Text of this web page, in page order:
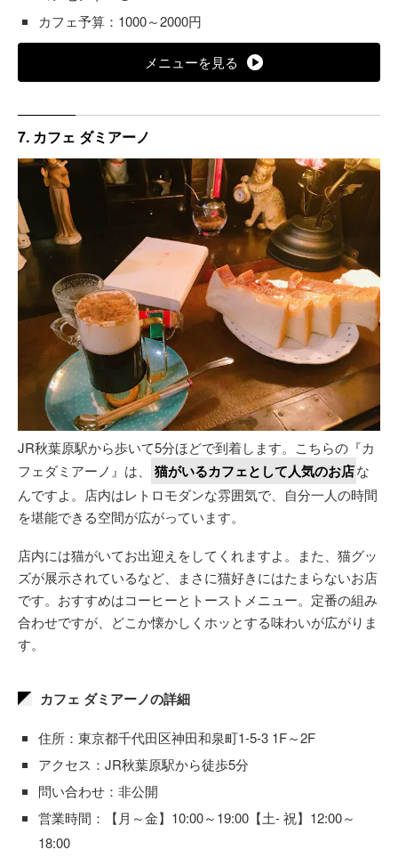
カフェ予算：1000～2000円
メニューを見る
7. カフェ ダミアーノ
JR秋葉原駅から歩いて5分ほどで到着します。こちらの『カ
フェダミアーノ』は、
猫がいるカフェとして人気のお店な
んですよ。店内はレトロモダンな雰囲気で、自分一人の時間
を堪能できる空間が広がっています。
店内には猫がいてお出迎えをしてくれますよ。また、猫グッ
ズが展示されているなど、まさに猫好きにはたまらないお店
です。おすすめはコーヒーとトーストメニュー。定番の組み
合わせですが、どこか懐かしくホッとする味わいが広がりま
す。
カフェ ダミアーノの詳細
住所：東京都千代田区神田和泉町1-5-3 1F～2F
アクセス：JR秋葉原駅から徒歩5分
問い合わせ：非公開
営業時間：【月～金】10:00～19:00【土- 祝】12:00～
18:00